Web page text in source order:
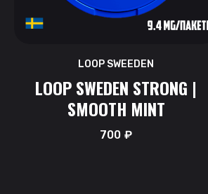
LOOP SWEEDEN
LOOP SWEDEN STRONG |
SMOOTH MINT
700₽